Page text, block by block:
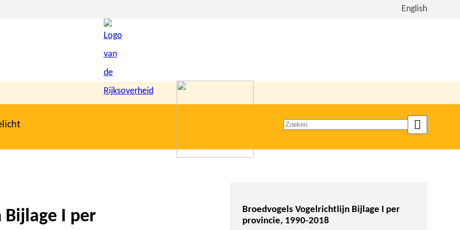
Bekijk
English
Zoeken
Bijlage I per
Broedvogels Vogelrichtlijn Bijlage I per
provincie, 1990-2018